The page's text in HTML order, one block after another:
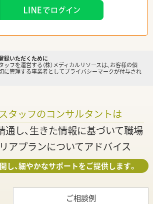
録いただくために
ッフを運営する（株）メディカルリソースは、お客様の個
に管理する事業者としてプライバシーマークが付与され
タッフのコンサルタントは
し、生きた情報に基づいて職場
アプランについてアドバイス
し、細やかなサポートをご提供します。
ご相談例